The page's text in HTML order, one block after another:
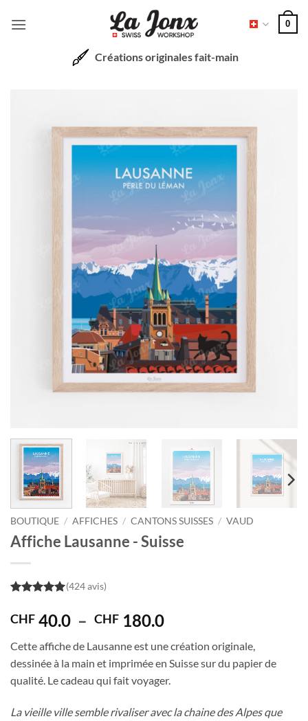
0
Créations originales fait-main
BOUTIQUE / AFFICHES / CANTONS SUISSES / VAUD
Affiche Lausanne - Suisse
(424 avis)
CHF 40.0 – CHF 180.0Plage
prix :
CHF 40.0
à
Cette affiche de Lausanne est une création originale,
dessinée à la main et imprimée en Suisse sur du papier de
qualité. Le cadeau qui fait voyager.
La vieille ville semble rivaliser avec la chaine des Alpes que